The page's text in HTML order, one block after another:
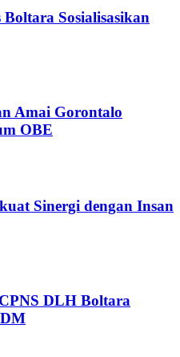
Sosialisasikan
Amai Gorontalo
OBE
Sinergi dengan Insan
DLH Boltara